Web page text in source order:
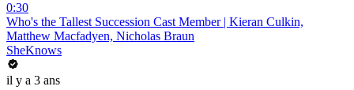
0:30
Who's the Tallest Succession Cast Member | Kieran Culkin,
Matthew Macfadyen, Nicholas Braun
SheKnows
il y a 3 ans